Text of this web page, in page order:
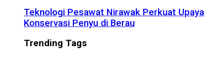
Teknologi Pesawat Nirawak Perkuat Upaya
Konservasi Penyu di Berau
Trending Tags